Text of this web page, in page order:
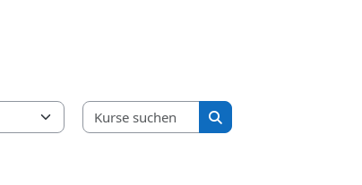
Kurse suchen
Kurse suchen